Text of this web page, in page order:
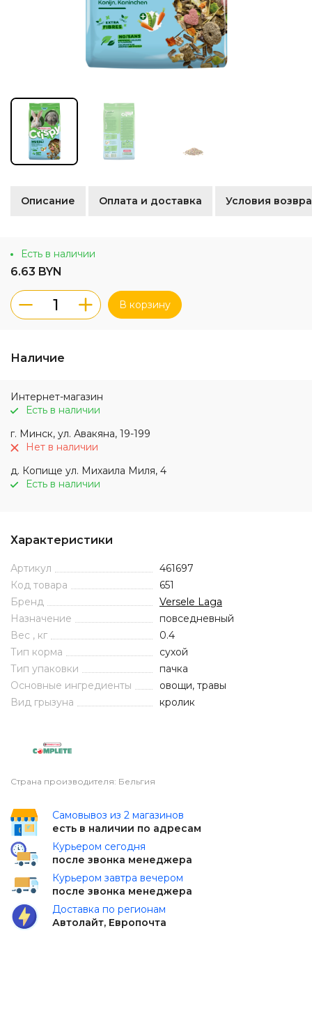
Описание Оплата и доставка Условия
Есть в наличии
6.63 BYN
В корзину
Наличие
Интернет-магазин
Есть в наличии
г. Минск, ул. Авакяна, 19-199
Нет в наличии
д. Копище ул. Михаила Миля, 4
Есть в наличии
Характеристики
Артикул
461697
Код товара
651
Бренд
Versele Laga
Назначение
повседневный
Вес , кг
0.4
Тип корма
сухой
Тип упаковки
пачка
Основные ингредиенты
овощи, травы
Вид грызуна
кролик
Страна производителя: Бельгия
Самовывоз из 2 магазинов
есть в наличии по адресам
Курьером сегодня
после звонка менеджера
Курьером завтра вечером
после звонка менеджера
Доставка по регионам
Автолайт, Европочта